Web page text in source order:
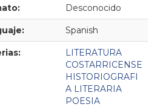
Desconocido
Spanish
LITERATURA
COSTARRICENSE
HISTORIOGRAFI
A LITERARIA
POESIA